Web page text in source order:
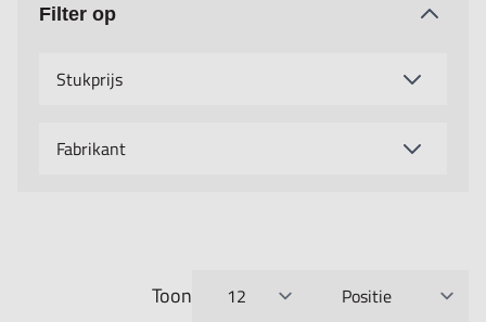
Filter op
Stukprijs
Fabrikant
Toon
per pagina Sorteer op